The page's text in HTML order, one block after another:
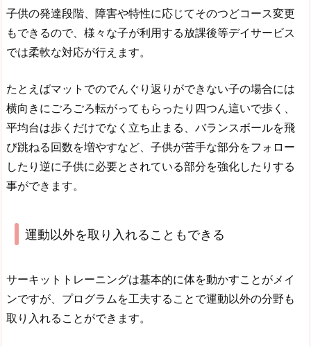
子供の発達段階、障害や特性に応じてそのつどコース変更
もできるので、様々な子が利用する放課後等デイサービス
では柔軟な対応が行えます。
たとえばマットでのでんぐり返りができない子の場合には
横向きにごろごろ転がってもらったり四つん這いで歩く、
平均台は歩くだけでなく立ち止まる、バランスボールを飛
び跳ねる回数を増やすなど、子供が苦手な部分をフォロー
したり逆に子供に必要とされている部分を強化したりする
事ができます。
運動以外を取り入れることもできる
サーキットトレーニングは基本的に体を動かすことがメイ
ンですが、プログラムを工夫することで運動以外の分野も
取り入れることができます。